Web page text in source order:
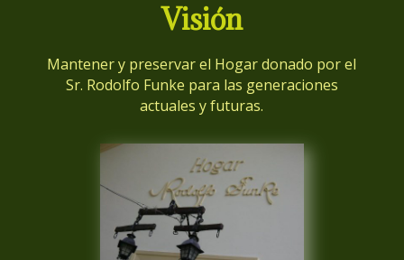
Visión
Mantener y preservar el Hogar donado por el
Sr. Rodolfo Funke para las generaciones
actuales y futuras.